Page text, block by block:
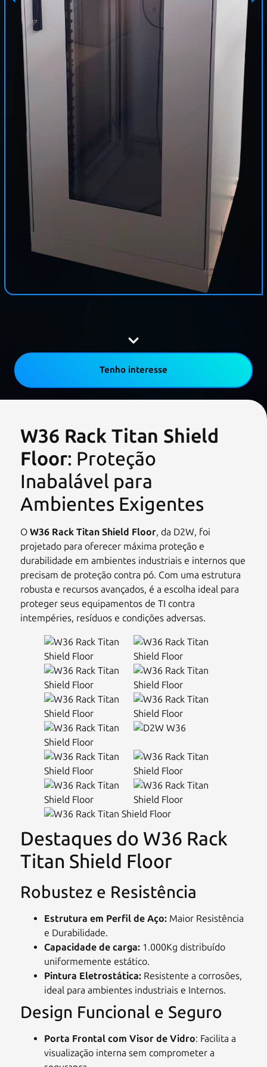
Tenho interesse
W36 Rack Titan Shield
Floor: Proteção
Inabalável para
Ambientes Exigentes
O W36 Rack Titan Shield Floor, da D2W, foi
projetado para oferecer máxima proteção e
durabilidade em ambientes industriais e internos que
precisam de proteção contra pó. Com uma estrutura
robusta e recursos avançados, é a escolha ideal para
proteger seus equipamentos de TI contra
intempéries, resíduos e condições adversas.
Destaques do W36 Rack
Titan Shield Floor
Robustez e Resistência
Estrutura em Perfil de Aço: Maior Resistência
e Durabilidade.
Capacidade de carga: 1.000Kg distribuído
uniformemente estático.
Pintura Eletrostática: Resistente a corrosões,
ideal para ambientes industriais e Internos.
Design Funcional e Seguro
Porta Frontal com Visor de Vidro: Facilita a
visualização interna sem comprometer a